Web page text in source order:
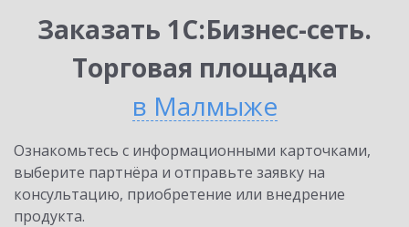
Заказать 1С:Бизнес-сеть.
Торговая площадка
в Малмыже
Ознакомьтесь с информационными карточками,
выберите партнёра и отправьте заявку на
консультацию, приобретение или внедрение
продукта.